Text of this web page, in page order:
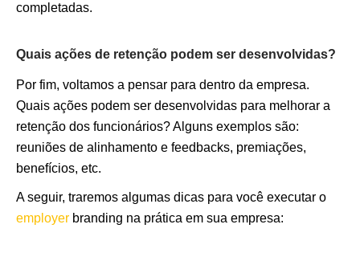
completadas.
Quais ações de retenção podem ser desenvolvidas?
Por fim, voltamos a pensar para dentro da empresa.
Quais ações podem ser desenvolvidas para melhorar a
retenção dos funcionários? Alguns exemplos são:
reuniões de alinhamento e feedbacks, premiações,
benefícios, etc.
A seguir, traremos algumas dicas para você executar o
employer branding na prática em sua empresa: